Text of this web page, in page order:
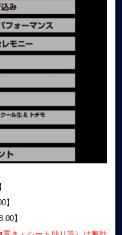
】
】